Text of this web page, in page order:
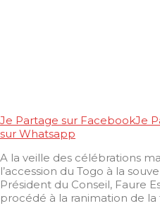
Je Partage sur FacebookJe
sur Whatsapp
A la veille des célébrations
l’accession du Togo à la
Président du Conseil, Faure
procédé à la ranimation de